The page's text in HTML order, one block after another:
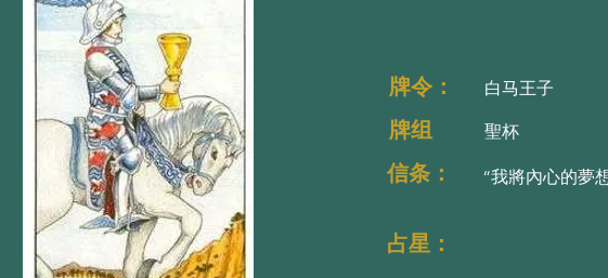
牌令： 白马王子
牌组 聖杯
信条： “我將內心的夢
占星：